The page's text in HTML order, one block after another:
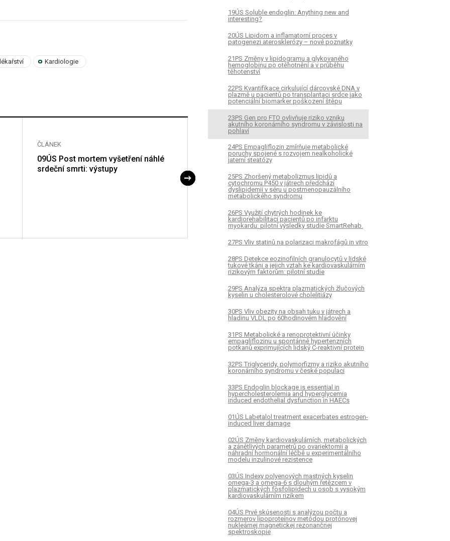
Kardiologie
ČLÁNEK
09ÚS Post mortem vyšetření náhlé
srdeční smrti: výstupy
10ÚS Metabolický syndrom a
onkologické léčbě
19ÚS Soluble endoglin: Anything new and
interesting?
20ÚS Lipidom a inflamatorní proces v
patogenezi aterosklerózy – nové poznatky
21PS Změny v lipidogramu a glykovaného
hemoglobinu po otěhotnění a v průběhu
těhotenství
22PS Kvantifikace cirkulující dárcovské DNA v
plazmě u pacientů po transplantaci srdce jako
potenciální biomarker poškození štěpu
23PS Gen pro FTO ovlivňuje riziko vzniku
akutního koronárního syndromu v závislosti na
pohlaví
24PS Empagliflozin zmírňuje metabolické
poruchy spojené s rozvojem nealkoholické
jaterní steatózy
25PS Zhoršený metabolizmus lipidů a
cytochromu P450 v játrech předchází
dyslipidemii v séru u postmenopauzálního
metabolického syndromu
26PS Využití chytrých hodinek ke
kardiorehabilitaci pacientů po infarktu
myokardu: pilotní výsledky studie SmartRehab.
27PS Vliv statinů na polarizaci makrofágů in vitro
28PS Detekce eozinofilních granulocytů v lidské
tukové tkáni a jejich vztah ke kardiovaskulárním
rizikovým faktorům: pilotní studie
29PS Analýza spektra plazmatických žlučových
kyselin u cholesterolové cholelitiázy
30PS Vliv obezity na obsah tuku v játrech a
hladinu VLDL po 60hodinovém hladovění
31PS Metabolické a renoprotektivní účinky
empagliflozinu u spontánně hypertenzních
potkanů exprimujících lidský C-reaktivní protein
32PS Triglyceridy, polymorfizmy a riziko akutního
koronárního syndromu v české populaci
33PS Endoglin blockage is essential in
hypercholesterolemia and hyperglycemia
induced endothelial dysfunction in HAECs
01ÚS Labetalol treatment exacerbates estrogen-
induced liver damage
02ÚS Změny kardiovaskulárních, metabolických
a zánětlivých parametrů po ovariektomii a
náhradní hormonální léčbě u experimentálního
modelu inzulinové rezistence
03ÚS Indexy polyenových mastných kyselin
omega-3 a omega-6 s dlouhým řetězcem v
plazmatických fosfolipidech u osob s vysokým
kardiovaskulárním rizikem
04ÚS Prvé skúsenosti s analýzou počtu a
rozmerov lipoproteínov metódou protónovej
nukleárnej magnetickej rezonančnej
spektroskopie